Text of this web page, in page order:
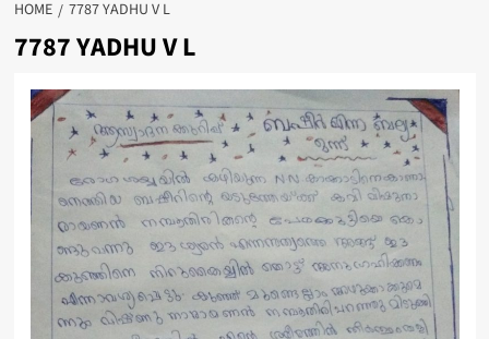
HOME 7787 YADHU V L
7787 YADHU V L